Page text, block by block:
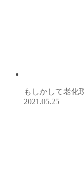
もしかして老化
2021.05.25